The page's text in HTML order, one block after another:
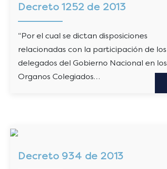
Decreto 1252 de 2013
“Por el cual se dictan disposiciones
relacionadas con la participación de los
delegados del Gobierno Nacional en los
Organos Colegiados…
Decreto 934 de 2013